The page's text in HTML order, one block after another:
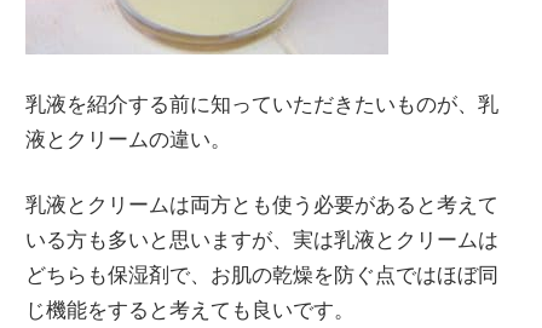
乳液を紹介する前に知っていただきたいものが、乳
液とクリームの違い。
乳液とクリームは両方とも使う必要があると考えて
いる方も多いと思いますが、実は乳液とクリームは
どちらも保湿剤で、お肌の乾燥を防ぐ点ではほぼ同
じ機能をすると考えても良いです。